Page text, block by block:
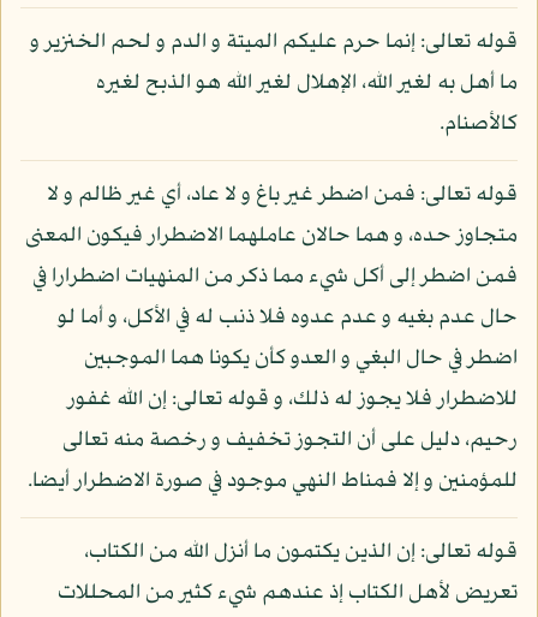
قوله تعالى: إنما حرم عليكم الميتة و الدم و لحم الخنزير و
ما أهل به لغير الله، الإهلال لغير الله هو الذبح لغيره
كالأصنام.
قوله تعالى: فمن اضطر غير باغ و لا عاد، أي غير ظالم و لا
متجاوز حده، و هما حالان عاملهما الاضطرار فيكون المعنى
فمن اضطر إلى أكل شيء مما ذكر من المنهيات اضطرارا في
حال عدم بغيه و عدم عدوه فلا ذنب له في الأكل، و أما لو
اضطر في حال البغي و العدو كأن يكونا هما الموجبين
للاضطرار فلا يجوز له ذلك، و قوله تعالى: إن الله غفور
رحيم، دليل على أن التجوز تخفيف و رخصة منه تعالى
للمؤمنين و إلا فمناط النهي موجود في صورة الاضطرار أيضا.
قوله تعالى: إن الذين يكتمون ما أنزل الله من الكتاب،
تعريض لأهل الكتاب إذ عندهم شيء كثير من المحللات